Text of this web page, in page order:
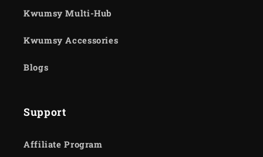
Kwumsy Multi-Hub
Kwumsy Accessories
Blogs
Support
Affiliate Program